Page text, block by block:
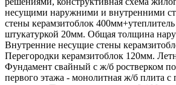
несущими наружними и внутренними
стены керамзитоблок
штукатуркой 20мм. Общая толщина
Внутренние несущие стены
Перегородки керамзитоблок 120мм.
Фундамент свайный с ж/б ростверком
первого этажа - монолитная ж/б плита с